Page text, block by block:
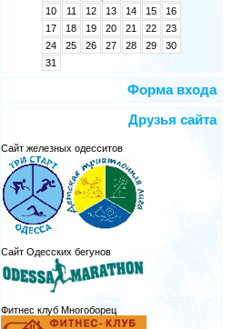
10
11 12 13 14 15
16
17
18 19 20 21 22
23
24
25 26 27 28 29
30
31
Форма входа
Друзья сайта
Сайт железных одесситов
Сайт Одесских бегунов
Фитнес клуб Многоборец